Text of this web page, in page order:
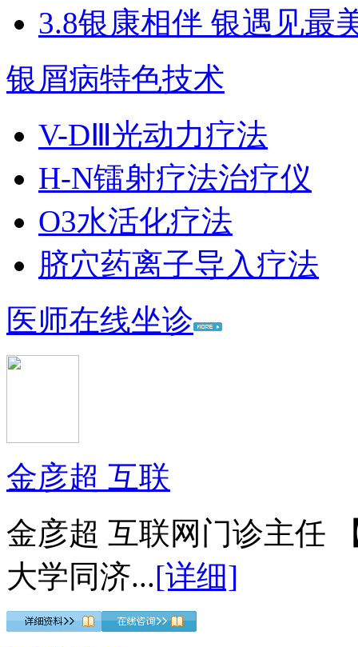
3.8银康相伴 银遇见最
银屑病特色技术
V-DⅢ光动力疗法
H-N镭射疗法治疗仪
O3水活化疗法
脐穴药离子导入疗法
医师在线坐诊
金彦超 互联
金彦超 互联网门诊主任
大学同济...[详细]